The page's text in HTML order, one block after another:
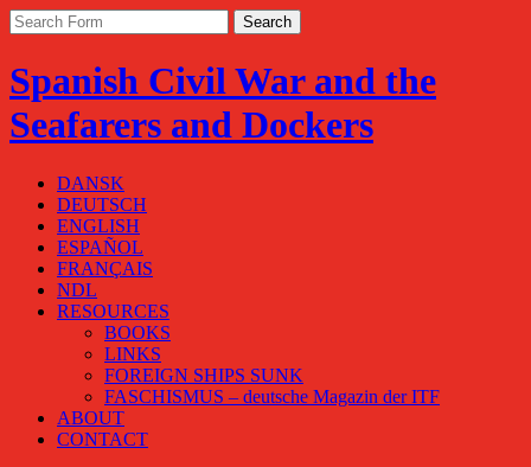
Spanish Civil War and the
Seafarers and Dockers
DANSK
DEUTSCH
ENGLISH
ESPAÑOL
FRANÇAIS
NDL
RESOURCES
BOOKS
LINKS
FOREIGN SHIPS SUNK
FASCHISMUS – deutsche Magazin der ITF
ABOUT
CONTACT